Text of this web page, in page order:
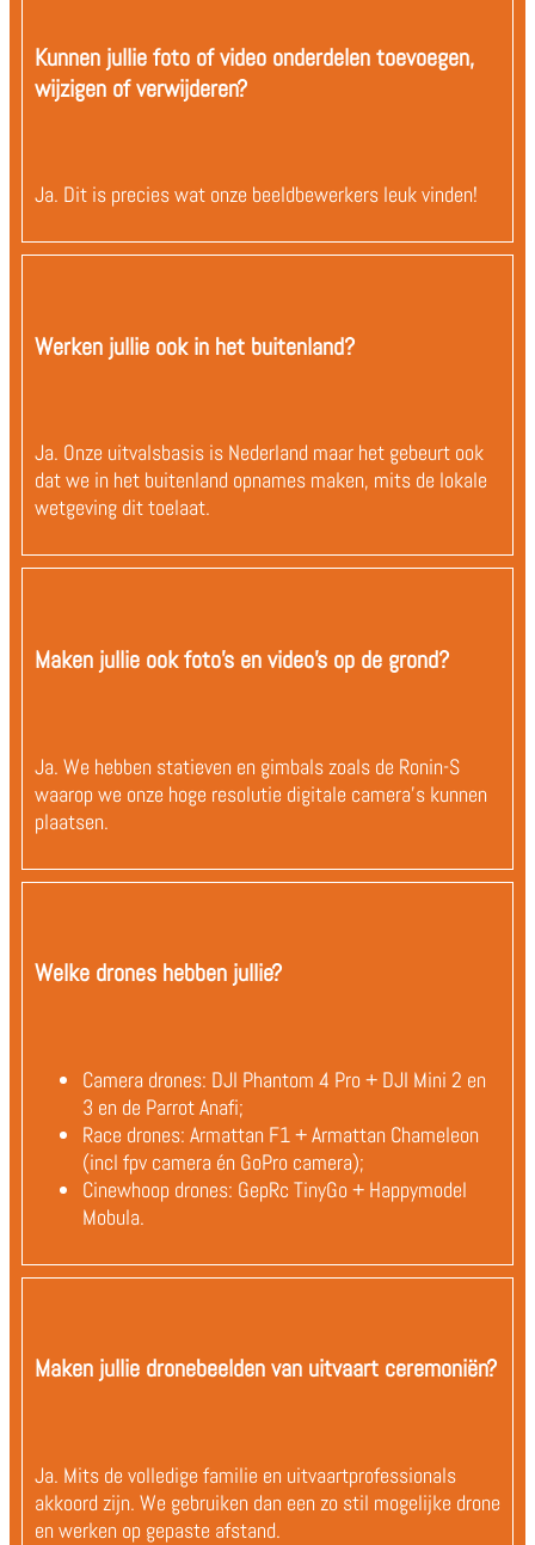
Kunnen jullie foto of video onderdelen toevoegen,
wijzigen of verwijderen?
Ja. Dit is precies wat onze beeldbewerkers leuk vinden!
Werken jullie ook in het buitenland?
Ja. Onze uitvalsbasis is Nederland maar het gebeurt ook
dat we in het buitenland opnames maken, mits de lokale
wetgeving dit toelaat.
Maken jullie ook foto's en video's op de grond?
Ja. We hebben statieven en gimbals zoals de Ronin-S
waarop we onze hoge resolutie digitale camera's kunnen
plaatsen.
Welke drones hebben jullie?
Camera drones: DJI Phantom 4 Pro + DJI Mini 2 en
3 en de Parrot Anafi;
Race drones: Armattan F1 + Armattan Chameleon
(incl fpv camera én GoPro camera);
Cinewhoop drones: GepRc TinyGo + Happymodel
Mobula.
Maken jullie dronebeelden van uitvaart ceremoniën?
Ja. Mits de volledige familie en uitvaartprofessionals
akkoord zijn. We gebruiken dan een zo stil mogelijke drone
en werken op gepaste afstand.